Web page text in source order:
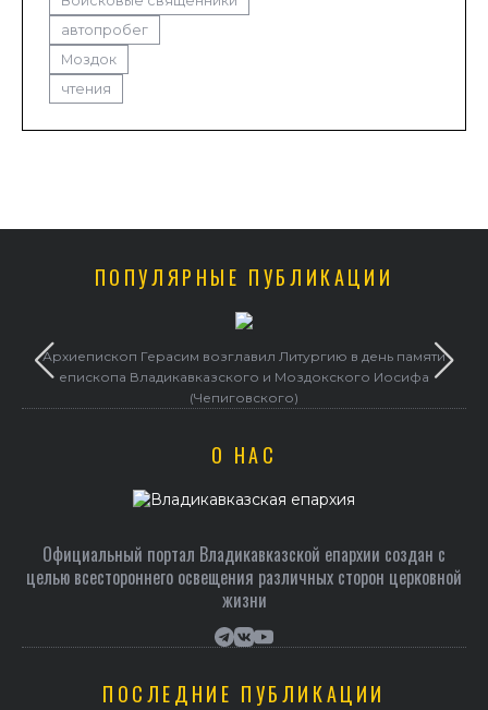
автопробег
Моздок
чтения
ПОПУЛЯРНЫЕ ПУБЛИКАЦИИ
Архиепископ Герасим возглавил Литургию в день памяти
епископа Владикавказского и Моздокского Иосифа
(Чепиговского)
О НАС
Официальный портал Владикавказской епархии создан c
целью всестороннего освещения различных сторон церковной
жизни
ПОСЛЕДНИЕ ПУБЛИКАЦИИ